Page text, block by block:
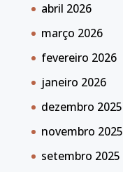
abril 2026
março 2026
fevereiro 2026
janeiro 2026
dezembro 2025
novembro 2025
setembro 2025